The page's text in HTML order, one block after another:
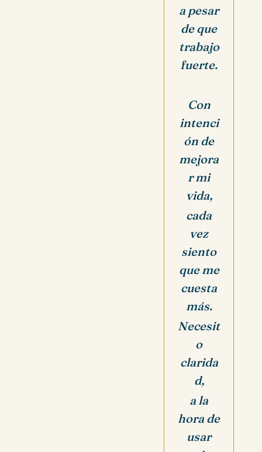
a pesar
de que
trabajo
fuerte.
Con
intenci
ón de
mejora
r mi
vida,
cada
vez
siento
que me
cuesta
más.
Necesit
o
clarida
d,
a la
hora de
usar